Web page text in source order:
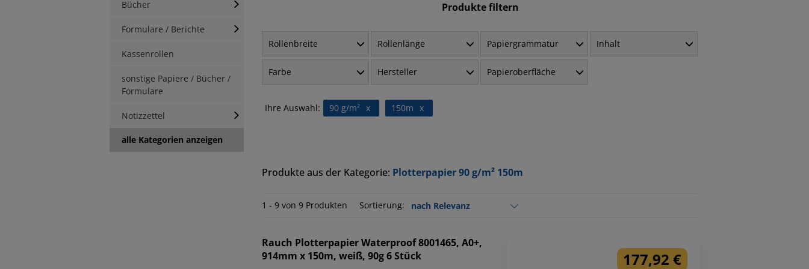
Bücher
Formulare / Berichte
Kassenrollen
sonstige Papiere / Bücher /
Formulare
Notizzettel
alle Kategorien anzeigen
Produkte filtern
Rollenbreite Rollenlänge Papiergrammatur Inhalt
Farbe Hersteller Papieroberfläche
Ihre Auswahl: x
90 g/m² x
150m
Produkte aus der Kategorie: Plotterpapier 90 g/m² 150m
1 - 9 von 9 Produkten Sortierung:
Rauch Plotterpapier Waterproof 8001465, A0+,
914mm x 150m, weiß, 90g 6 Stück
177,92 €